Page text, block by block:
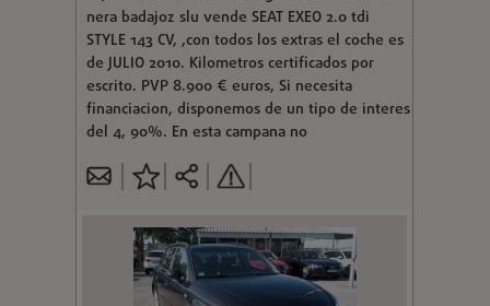
nera badajoz slu vende SEAT EXEO 2.0 tdi
STYLE 143 CV, ,con todos los extras el coche es
de JULIO 2010. Kilometros certificados por
escrito. PVP 8.900 € euros, Si necesita
financiacion, disponemos de un tipo de interes
del 4, 90%. En esta campana no